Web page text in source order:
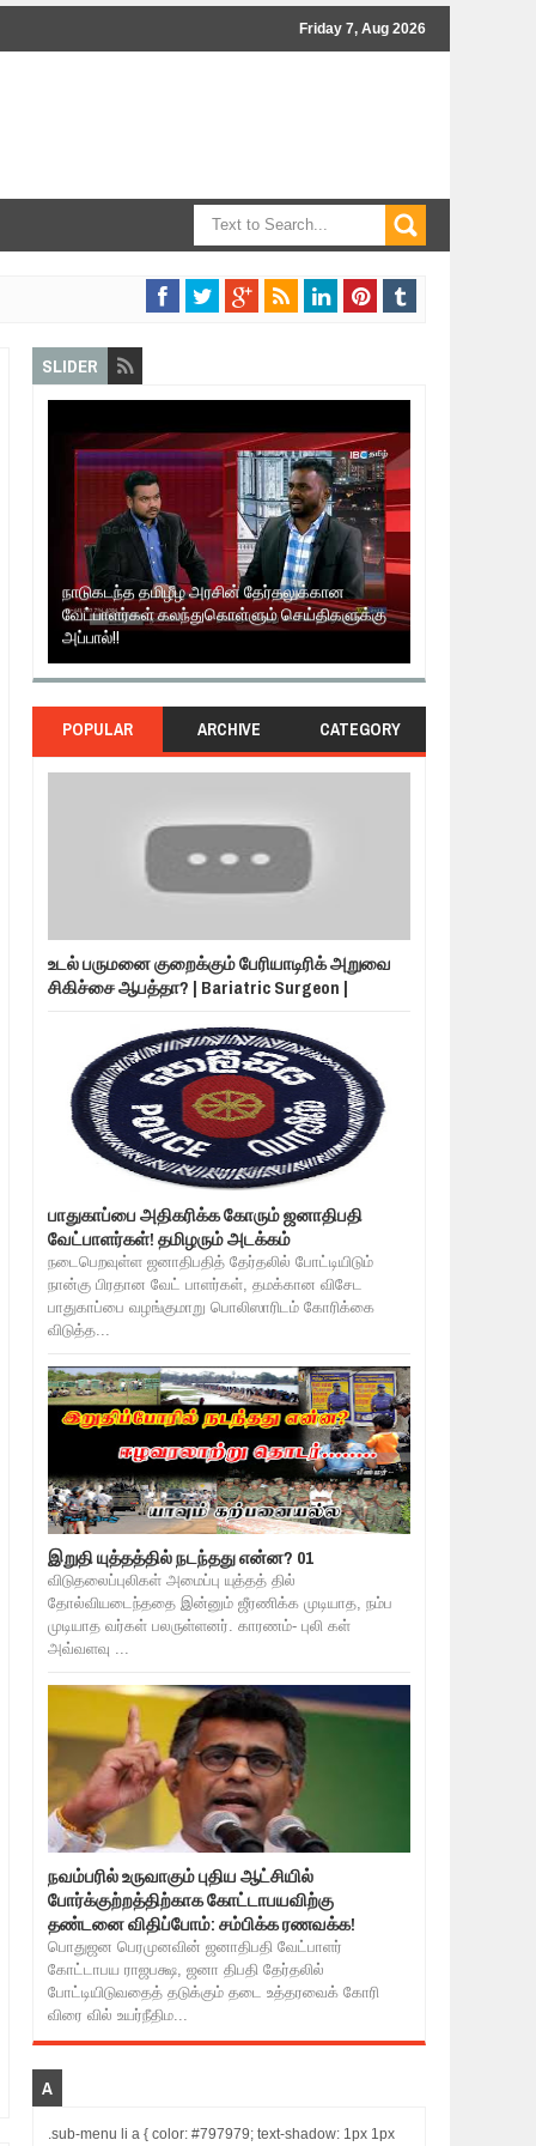
Friday 7, Aug 2026
SLIDER
தமிழ் தேசியம் VS திராவிடம் - இயக்குனர் அமீர் |
6TH APRIL AGNI PAARVAI DIRECTOR AMEER
POPULAR ARCHIVE CATEGORY
உடல் பருமனை குறைக்கும் பேரியாடிரிக் அறுவை
சிகிச்சை ஆபத்தா? | Bariatric Surgeon |
பாதுகாப்பை அதிகரிக்க கோரும் ஜனாதிபதி
வேட்பாளர்கள்! தமிழரும் அடக்கம்
நடைபெறவுள்ள ஜனாதிபதித் தேர்தலில் போட்டியிடும்
நான்கு பிரதான வேட் பாளர்கள், தமக்கான விசேட
பாதுகாப்பை வழங்குமாறு பொலிஸாரிடம் கோரிக்கை
விடுத்த...
இறுதி யுத்தத்தில் நடந்தது என்ன? 01
விடுதலைப்புலிகள் அமைப்பு யுத்தத் தில்
தோல்வியடைந்ததை இன்னும் ஜீரணிக்க முடியாத, நம்ப
முடியாத வர்கள் பலருள்ளனர். காரணம்- புலி கள்
அவ்வளவு ...
நவம்பரில் உருவாகும் புதிய ஆட்சியில்
போர்க்குற்றத்திற்காக கோட்டாபயவிற்கு
தண்டனை விதிப்போம்: சம்பிக்க ரணவக்க!
பொதுஜன பெரமுனவின் ஜனாதிபதி வேட்பாளர்
கோட்டாபய ராஜபக்ஷ, ஜனா திபதி தேர்தலில்
போட்டியிடுவதைத் தடுக்கும் தடை உத்தரவைக் கோரி
விரை வில் உயர்நீதிம...
A
.sub-menu li a { color: #797979; text-shadow: 1px 1px